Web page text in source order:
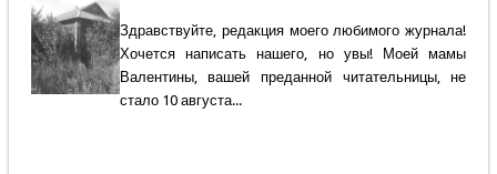
Здравствуйте, редакция моего любимого журнала!
Хочется написать нашего, но увы! Моей мамы
Валентины, вашей преданной читательницы, не
стало 10 августа...